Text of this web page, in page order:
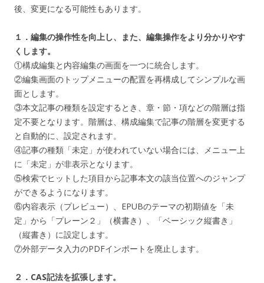
後、変更になる可能性もあります。
１．編集の操作性を向上し、また、編集操作をより分かりやす
くします。
①構成編集と内容編集の画面を一つに統合します。
②編集画面のトップメニューの配置を再構成してシンプルな画
面とします。
③本文記事の種類を設定するとき、章・節・項などの階層は指
定不要となります。階層は、構成編集で記事の階層を変更する
と自動的に、設定されます。
④記事の種類「未定」が使われていない場合には、メニュー上
に「未定」が非表示となります。
⑤検索でヒットした項目から記事本文の該当位置へのジャンプ
ができるようになります。
⑥内容表示（プレビュー）、EPUBのテーマの初期値を「未
定」から「プレーン２」（横書き）、「ベーシック縦書き」
（縦書き）に設定します。
⑦外部データ入力のPDFインポートを廃止します。
２．CAS記法を拡張します。